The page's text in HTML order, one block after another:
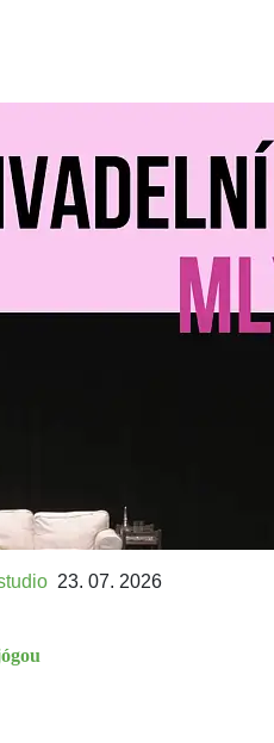
30. 07. 2026
mlýn. 15. až 18. října KD
a inspirace 15. až 18.
na GOOUT -
Představ si čtyři dny
23. 07. 2026